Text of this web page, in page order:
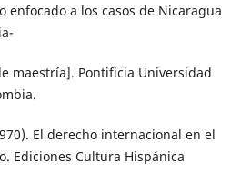
enfocado a los casos de Nicaragua
maestría]. Pontificia Universidad
El derecho internacional en el
Ediciones Cultura Hispánica